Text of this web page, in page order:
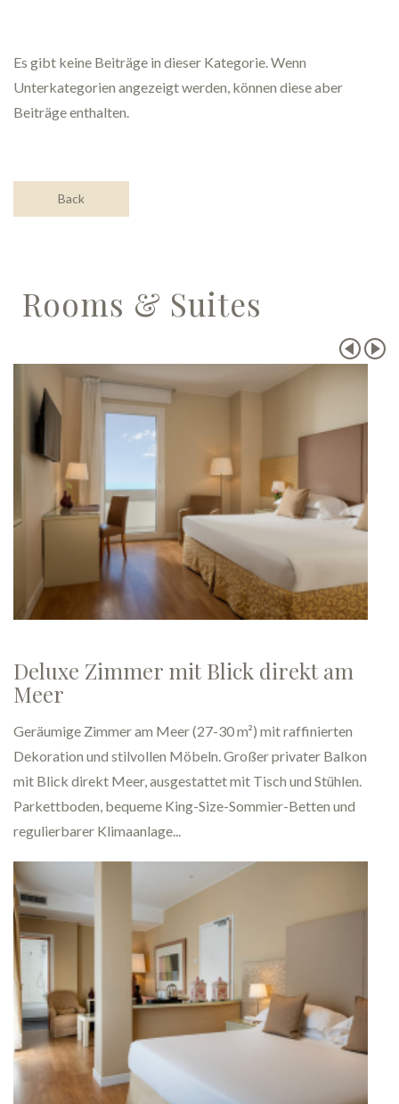
Es gibt keine Beiträge in dieser Kategorie. Wenn
Unterkategorien angezeigt werden, können diese aber
Beiträge enthalten.
Back
Rooms & Suites